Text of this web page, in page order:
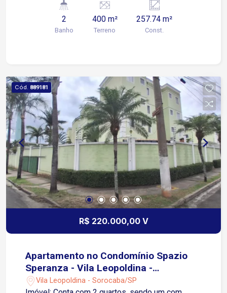
2
Banho
400 m²
Terreno
257.74 m²
Const.
Cód. 889181
R$ 220.000,00 V
Apartamento no Condomínio Spazio
Speranza - Vila Leopoldina -
Sorocaba/SP
Vila Leopoldina - Sorocaba/SP